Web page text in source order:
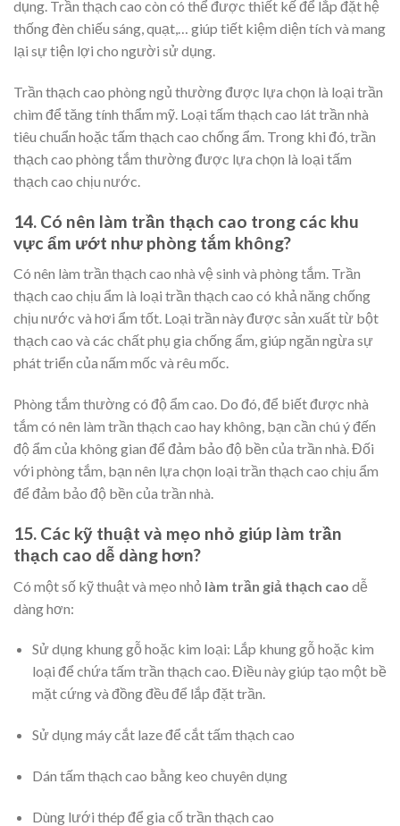
dụng. Trần thạch cao còn có thể được thiết kế để lắp đặt hệ
thống đèn chiếu sáng, quạt,… giúp tiết kiệm diện tích và mang
lại sự tiện lợi cho người sử dụng.
Trần thạch cao phòng ngủ thường được lựa chọn là loại trần
chìm để tăng tính thẩm mỹ. Loại tấm thạch cao lát trần nhà
tiêu chuẩn hoặc tấm thạch cao chống ẩm. Trong khi đó, trần
thạch cao phòng tắm thường được lựa chọn là loại tấm
thạch cao chịu nước.
14. Có nên làm trần thạch cao trong các khu
vực ẩm ướt như phòng tắm không?
Có nên làm trần thạch cao nhà vệ sinh và phòng tắm. Trần
thạch cao chịu ẩm là loại trần thạch cao có khả năng chống
chịu nước và hơi ẩm tốt. Loại trần này được sản xuất từ bột
thạch cao và các chất phụ gia chống ẩm, giúp ngăn ngừa sự
phát triển của nấm mốc và rêu mốc.
Phòng tắm thường có độ ẩm cao. Do đó, để biết được nhà
tắm có nên làm trần thạch cao hay không, bạn cần chú ý đến
độ ẩm của không gian để đảm bảo độ bền của trần nhà. Đối
với phòng tắm, bạn nên lựa chọn loại trần thạch cao chịu ẩm
để đảm bảo độ bền của trần nhà.
15. Các kỹ thuật và mẹo nhỏ giúp làm trần
thạch cao dễ dàng hơn?
Có một số kỹ thuật và mẹo nhỏ làm trần giả thạch cao dễ
dàng hơn:
Sử dụng khung gỗ hoặc kim loại: Lắp khung gỗ hoặc kim
loại để chứa tấm trần thạch cao. Điều này giúp tạo một bề
mặt cứng và đồng đều để lắp đặt trần.
Sử dụng máy cắt laze để cắt tấm thạch cao
Dán tấm thạch cao bằng keo chuyên dụng
Dùng lưới thép để gia cố trần thạch cao